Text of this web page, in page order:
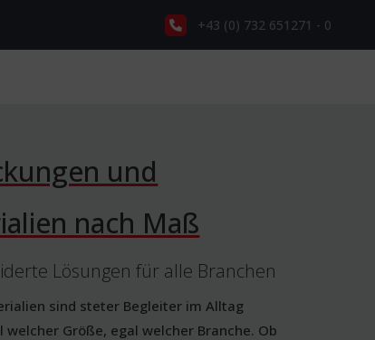
+43 (0) 732 651271 - 0
und
nach Maß
Lösungen für alle Branchen
sind steter Begleiter im Alltag
Größe, egal welcher Branche. Ob